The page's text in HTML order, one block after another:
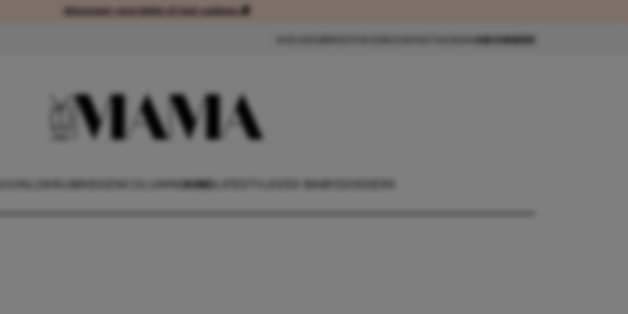
Abonneer voordelig of met cadeau 🎁Abonneer voordelig of met cadeau 🎁
ABONNEER
KIND